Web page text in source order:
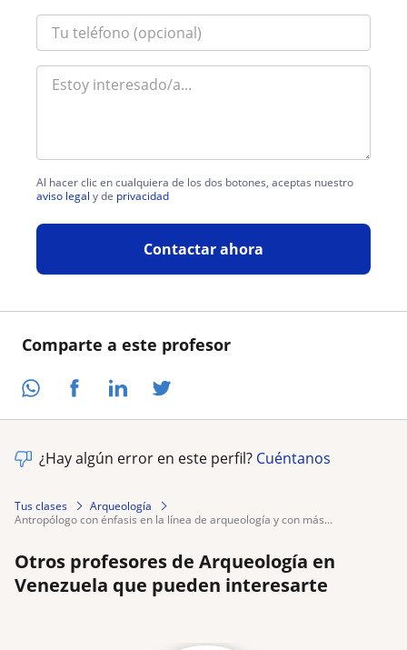
Comparte a este profesor
Al hacer clic en cualquiera de los dos botones, aceptas nuestro
aviso legal y de privacidad
Contactar ahora
¿Hay algún error en este perfil? Cuéntanos
Tus clases
Arqueología
antropólogo con énfasis en la línea de arqueología y con más...
Otros profesores de Arqueología en
Venezuela que pueden interesarte